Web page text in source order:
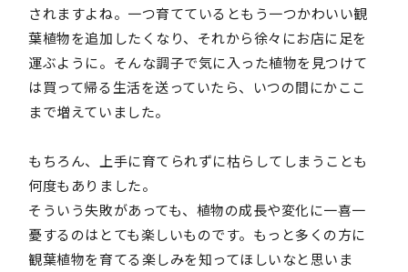
されますよね。一つ育てているともう一つかわいい観
葉植物を追加したくなり、それから徐々にお店に足を
運ぶように。そんな調子で気に入った植物を見つけて
は買って帰る生活を送っていたら、いつの間にかここ
まで増えていました。
もちろん、上手に育てられずに枯らしてしまうことも
何度もありました。
そういう失敗があっても、植物の成長や変化に一喜一
憂するのはとても楽しいものです。もっと多くの方に
観葉植物を育てる楽しみを知ってほしいなと思いま